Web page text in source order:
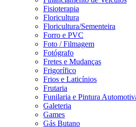
Fisioterapia
Floricultura
Floricultura/Sementeira
Forro e PVC
Foto / Filmagem
Fotógrafo
Fretes e Mudanças
Frigorífico
Frios e Laticínios
Frutaria
Funilaria e Pintura
Galeteria
Games
Gás Butano